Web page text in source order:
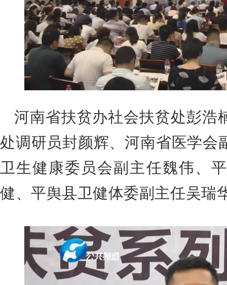
河南省扶贫办社会扶贫处彭浩
处调研员封颜辉、河南省医学会
卫生健康委员会副主任魏伟、
健、平舆县卫健体委副主任吴瑞